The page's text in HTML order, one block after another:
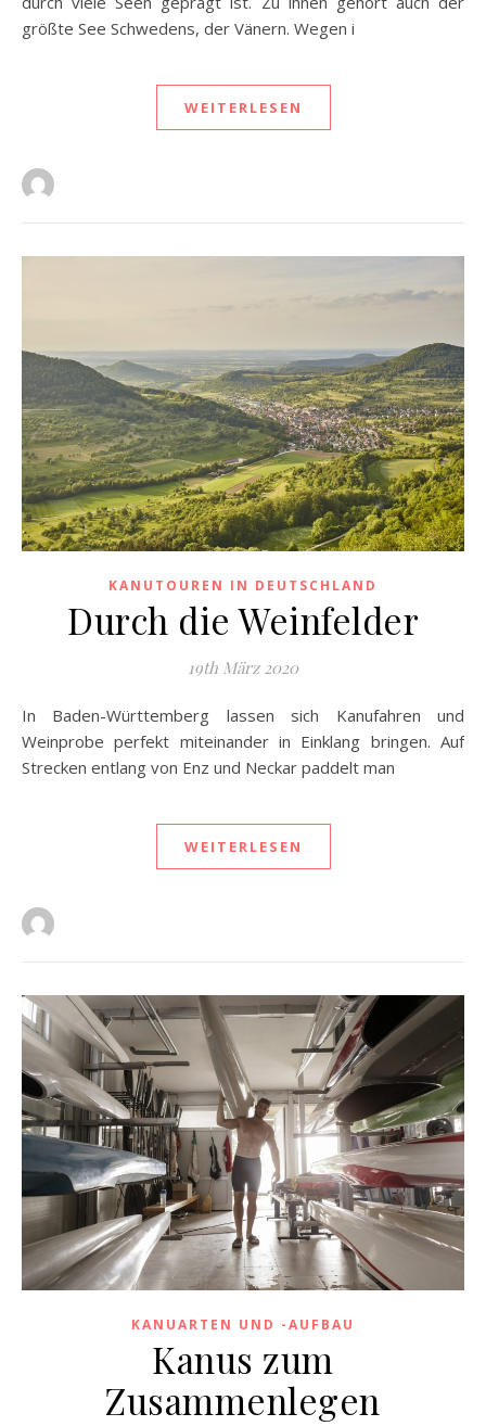
größte See Schwedens, der Vänern. Wegen i
WEITERLESEN
KANUTOUREN IN DEUTSCHLAND
Durch die Weinfelder
19th März 2020
In Baden-Württemberg lassen sich Kanufahren und
Weinprobe perfekt miteinander in Einklang bringen. Auf
Strecken entlang von Enz und Neckar paddelt man
WEITERLESEN
KANUARTEN UND -AUFBAU
Kanus zum
Zusammenlegen